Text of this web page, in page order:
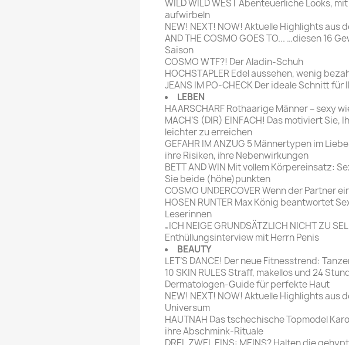
WILD WILD WEST Abenteuerliche Looks,
aufwirbeln
NEW! NEXT! NOW! Aktuelle Highlights aus
AND THE COSMO GOES TO... …diesen 16
Saison
COSMO WTF?! Der Aladin-Schuh
HOCHSTAPLER Edel aussehen, wenig
JEANS IM PO-CHECK Der ideale Schnitt für
LEBEN
HAARSCHARF Rothaarige Männer – sexy
MACH’S (DIR) EINFACH! Das motiviert Sie,
leichter zu erreichen
GEFAHR IM ANZUG 5 Männertypen im
ihre Risiken, ihre Nebenwirkungen
BETT AND WIN Mit vollem Körpereinsatz:
Sie beide (höhe)punkten
COSMO UNDERCOVER Wenn der Partner
HOSEN RUNTER Max König beantwortet
Leserinnen
„ICH NEIGE GRUNDSÄTZLICH NICHT ZU
Enthüllungsinterview mit Herrn Penis
BEAUTY
LET’S DANCE! Der neue Fitnesstrend:
10 SKIN RULES Straff, makellos und 24
Dermatologen-Guide für perfekte Haut
NEW! NEXT! NOW! Aktuelle Highlights aus
Universum
HAUTNAH Das tschechische Topmodel
ihre Abschmink-Rituale